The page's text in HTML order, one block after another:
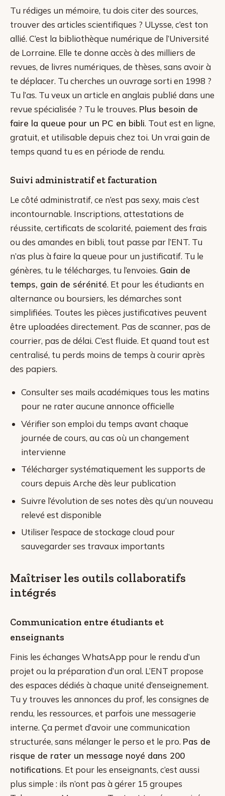
Tu rédiges un mémoire, tu dois citer des sources,
trouver des articles scientifiques ? ULysse, c’est ton
allié. C’est la bibliothèque numérique de l’Université
de Lorraine. Elle te donne accès à des milliers de
revues, de livres numériques, de thèses, sans avoir à
te déplacer. Tu cherches un ouvrage sorti en 1998 ?
Tu l’as. Tu veux un article en anglais publié dans une
revue spécialisée ? Tu le trouves. Plus besoin de
faire la queue pour un PC en bibli. Tout est en ligne,
gratuit, et utilisable depuis chez toi. Un vrai gain de
temps quand tu es en période de rendu.
Suivi administratif et facturation
Le côté administratif, ce n’est pas sexy, mais c’est
incontournable. Inscriptions, attestations de
réussite, certificats de scolarité, paiement des frais
ou des amandes en bibli, tout passe par l’ENT. Tu
n’as plus à faire la queue pour un justificatif. Tu le
génères, tu le télécharges, tu l’envoies. Gain de
temps, gain de sérénité. Et pour les étudiants en
alternance ou boursiers, les démarches sont
simplifiées. Toutes les pièces justificatives peuvent
être uploadées directement. Pas de scanner, pas de
courrier, pas de délai. C’est fluide. Et quand tout est
centralisé, tu perds moins de temps à courir après
des papiers.
Consulter ses mails académiques tous les matins
pour ne rater aucune annonce officielle
Vérifier son emploi du temps avant chaque
journée de cours, au cas où un changement
intervienne
Télécharger systématiquement les supports de
cours depuis Arche dès leur publication
Suivre l’évolution de ses notes dès qu’un nouveau
relevé est disponible
Utiliser l’espace de stockage cloud pour
sauvegarder ses travaux importants
Maîtriser les outils collaboratifs
intégrés
Communication entre étudiants et
enseignants
Finis les échanges WhatsApp pour le rendu d’un
projet ou la préparation d’un oral. L’ENT propose
des espaces dédiés à chaque unité d’enseignement.
Tu y trouves les annonces du prof, les consignes de
rendu, les ressources, et parfois une messagerie
interne. Ça permet d’avoir une communication
structurée, sans mélanger le perso et le pro. Pas de
risque de rater un message noyé dans 200
notifications. Et pour les enseignants, c’est aussi
plus simple : ils n’ont pas à gérer 15 groupes